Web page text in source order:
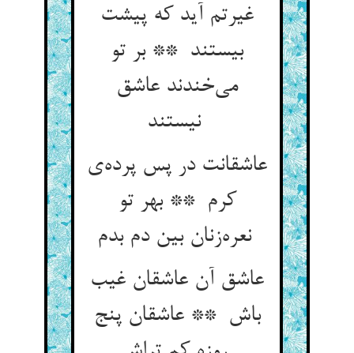
غیرتم آید که پیشت
بیستند ** بر تو
می‌خندند عاشق
نیستند
عاشقانت در پس پرده‌ی
کرم ** بهر تو
نعره‌زنان بین دم بدم
عاشق آن عاشقان غیب
باش ** عاشقان پنج